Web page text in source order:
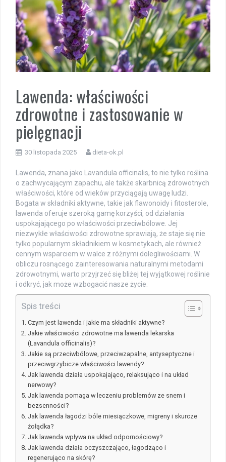
Lawenda: właściwości
zdrowotne i zastosowanie w
pielęgnacji
30 listopada 2025 dieta-ok.pl
Lawenda, znana jako Lavandula officinalis, to nie tylko roślina
o zachwycającym zapachu, ale także skarbnicą zdrowotnych
właściwości, które od wieków przyciągają uwagę ludzi.
Bogata w składniki aktywne, takie jak flawonoidy i fitosterole,
lawenda oferuje szeroką gamę korzyści, od działania
uspokajającego po właściwości przeciwbólowe. Jej
niezwykłe właściwości zdrowotne sprawiają, że staje się nie
tylko popularnym składnikiem w kosmetykach, ale również
cennym wsparciem w walce z różnymi dolegliwościami. W
obliczu rosnącego zainteresowania naturalnymi metodami
zdrowotnymi, warto przyjrzeć się bliżej tej wyjątkowej roślinie
i odkryć, jak może wzbogacić nasze życie.
Spis treści
Czym jest lawenda i jakie ma składniki aktywne?
Jakie właściwości zdrowotne ma lawenda lekarska
(Lavandula officinalis)?
Jakie są przeciwbólowe, przeciwzapalne, antyseptyczne i
przeciwgrzybicze właściwości lawendy?
Jak lawenda działa uspokajająco, relaksująco i na układ
nerwowy?
Jak lawenda pomaga w leczeniu problemów ze snem i
bezsenności?
Jak lawenda łagodzi bóle miesiączkowe, migreny i skurcze
żołądka?
Jak lawenda wpływa na układ odpornościowy?
Jak lawenda działa oczyszczająco, łagodząco i
regenerująco na skórę?